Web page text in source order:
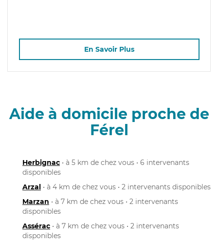
En Savoir Plus
Aide à domicile proche de
Férel
Herbignac • à 5 km de chez vous • 6 intervenants
disponibles
Arzal • à 4 km de chez vous • 2 intervenants disponibles
Marzan • à 7 km de chez vous • 2 intervenants
disponibles
Assérac • à 7 km de chez vous • 2 intervenants
disponibles